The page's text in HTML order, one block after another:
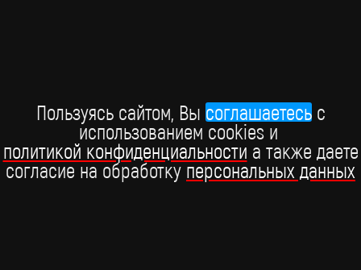
Пользуясь сайтом, Вы соглашаетесьc
использованием cookies и
политикой конфиденциальности а также даете
согласие на обработкуперсональных данных
В Москве состоялась Российская национальная музыкальная
премия "Виктория", которая прошла при поддержке BRIDGE
РУССКИЙ ХИТ.